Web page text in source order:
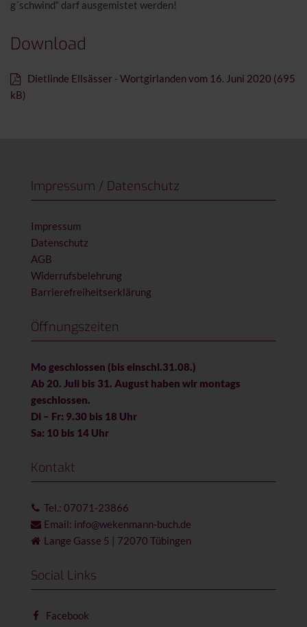
g´schwind“ darf ausgemistet werden!
Download
Dietlinde Ellsässer - Wortgirlanden vom 16. Juni 2020 (695
kB)
Impressum / Datenschutz
Impressum
Datenschutz
AGB
Widerrufsbelehrung
Barrierefreiheitserklärung
Öffnungszeiten
Mo geschlossen (bis einschl.31.08.)
Ab 20. Juli bis 31. August haben wir montags
geschlossen.
Di – Fr: 9.30 bis 18 Uhr
Sa: 10 bis 14 Uhr
Kontakt
Tel.: 07071-23866
Email: info@wekenmann-buch.de
Lange Gasse 5 | 72070 Tübingen
Social Links
Facebook